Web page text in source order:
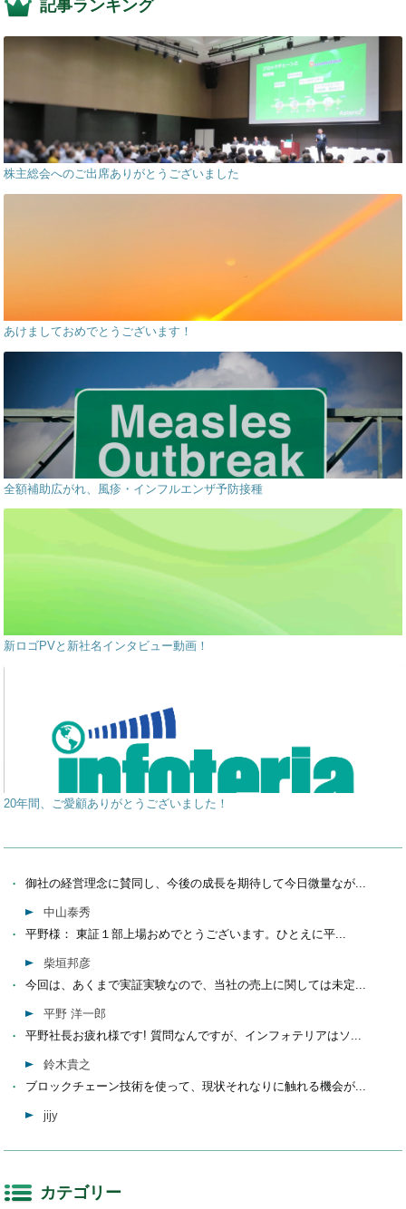
記事ランキング
株主総会へのご出席ありがとうございました
あけましておめでとうございます！
全額補助広がれ、風疹・インフルエンザ予防接種
新ロゴPVと新社名インタビュー動画！
20年間、ご愛顧ありがとうございました！
御社の経営理念に賛同し、今後の成長を期待して今日微量なが...
中山泰秀
平野様： 東証１部上場おめでとうございます。ひとえに平...
柴垣邦彦
今回は、あくまで実証実験なので、当社の売上に関しては未定...
平野 洋一郎
平野社長お疲れ様です! 質問なんですが、インフォテリアはソ...
鈴木貴之
ブロックチェーン技術を使って、現状それなりに触れる機会が...
jijy
カテゴリー